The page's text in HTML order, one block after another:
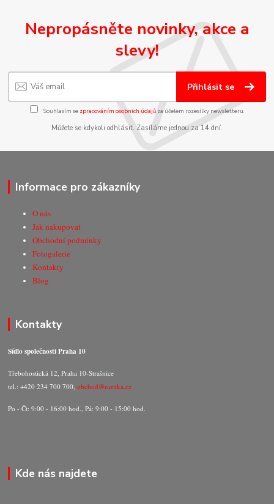
Nepropásněte novinky, akce a
slevy!
Přihlásit se
Souhlasím se zpracováním osobních údajůza účelem rozesílky newsletteru.
Můžete se kdykoli odhlásit. Zasíláme jednou za 14 dní.
Informace pro zákazníky
O nás
Jak nakupovat
Obchodní podmínky
Fotogalerie
Kontakty
Blog
Kontakty
Sídlo společnosti Praha 10
Třebohostická 12, Praha 10-Strašnice
tel.: +420 234 700 700,obchod@razitka.cz
Po - Čt: 9:00 - 16:00 hod., Pá: 9:00 - 15:00 hod.
Kde nás najdete